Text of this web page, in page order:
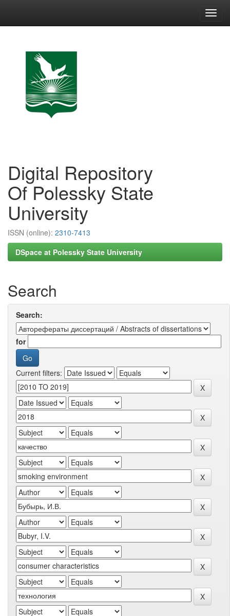
Digital Repository
Of Polessky State
University
ISSN (online): 2310-7413
DSpace at Polessky State University
Search
Search:
for
Current filters: